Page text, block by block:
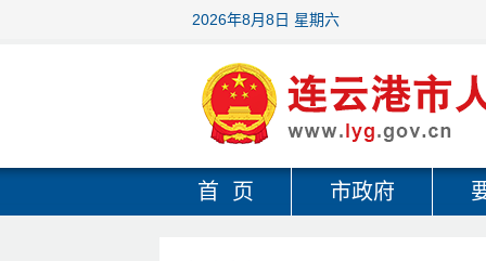
2026年8月8日 星期六
首 页 市政府